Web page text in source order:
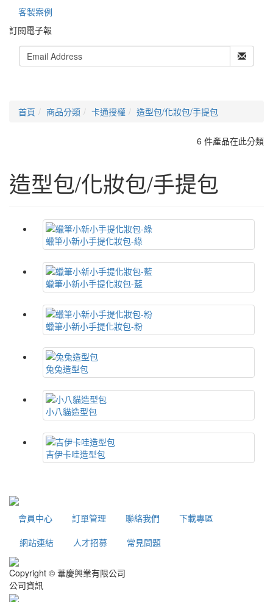
客製案例
訂閱電子報
首頁 商品分類 卡通授權 造型包/化妝包/手提包
6 件產品在此分類
造型包/化妝包/手提包
蠟筆小新小手提化妝包-綠
蠟筆小新小手提化妝包-藍
蠟筆小新小手提化妝包-粉
兔兔造型包
小八貓造型包
吉伊卡哇造型包
會員中心 訂單管理 聯絡我們
下載專區
網站連結
人才招募 常見問題
Copyright © 葦慶興業有限公司
公司資訊